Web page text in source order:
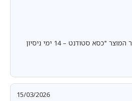
ביקורת זו נכתבה במקור עבור המוצר "כסא סטודנט – 14 ימי ניסיון
15/03/2026